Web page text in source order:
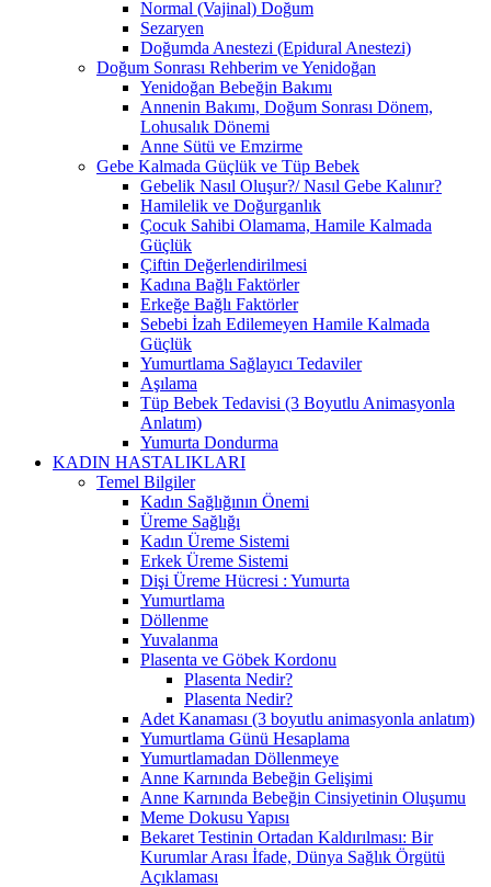
Normal (Vajinal) Doğum
Sezaryen
Doğumda Anestezi (Epidural Anestezi)
Doğum Sonrası Rehberim ve Yenidoğan
Yenidoğan Bebeğin Bakımı
Annenin Bakımı, Doğum Sonrası Dönem,
Lohusalık Dönemi
Anne Sütü ve Emzirme
Gebe Kalmada Güçlük ve Tüp Bebek
Gebelik Nasıl Oluşur?/ Nasıl Gebe Kalınır?
Hamilelik ve Doğurganlık
Çocuk Sahibi Olamama, Hamile Kalmada
Güçlük
Çiftin Değerlendirilmesi
Kadına Bağlı Faktörler
Erkeğe Bağlı Faktörler
Sebebi İzah Edilemeyen Hamile Kalmada
Güçlük
Yumurtlama Sağlayıcı Tedaviler
Aşılama
Tüp Bebek Tedavisi (3 Boyutlu Animasyonla
Anlatım)
Yumurta Dondurma
KADIN HASTALIKLARI
Temel Bilgiler
Kadın Sağlığının Önemi
Üreme Sağlığı
Kadın Üreme Sistemi
Erkek Üreme Sistemi
Dişi Üreme Hücresi : Yumurta
Yumurtlama
Döllenme
Yuvalanma
Plasenta ve Göbek Kordonu
Plasenta Nedir?
Plasenta Nedir?
Adet Kanaması (3 boyutlu animasyonla anlatım)
Yumurtlama Günü Hesaplama
Yumurtlamadan Döllenmeye
Anne Karnında Bebeğin Gelişimi
Anne Karnında Bebeğin Cinsiyetinin Oluşumu
Meme Dokusu Yapısı
Bekaret Testinin Ortadan Kaldırılması: Bir
Kurumlar Arası İfade, Dünya Sağlık Örgütü
Açıklaması